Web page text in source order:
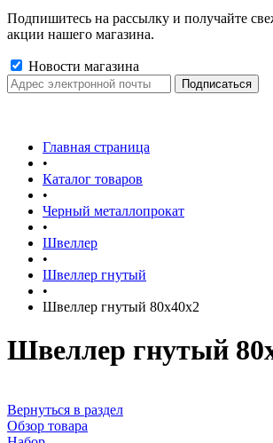
Подпишитесь на рассылку и получайте
акции нашего магазина.
Новости магазина
Главная страница
•
Каталог товаров
•
Черный металлопрокат
•
Швеллер
•
Швеллер гнутый
•
Швеллер гнутый 80х40х2
Швеллер гнутый
Вернуться в раздел
Обзор товара